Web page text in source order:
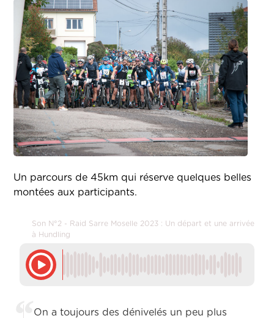
Un parcours de 45km qui réserve quelques belles
montées aux participants.
Son N°2 - Raid Sarre Moselle 2023 : Un départ et une arrivée
à Hundling
On a toujours des dénivelés un peu plus